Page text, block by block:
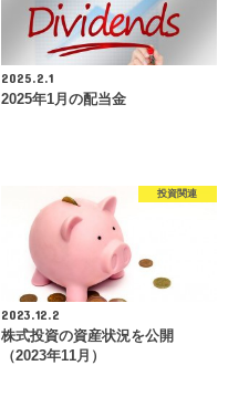
2025.2.1
2025年1月の配当金
投資関連
2023.12.2
株式投資の資産状況を公開
（2023年11月）